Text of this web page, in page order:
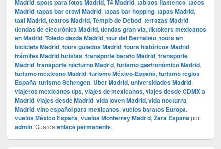
Madrid, spots para fotos Madrid, T4 Madrid, tablaos flamenco, tacos
Madrid, tapas bar crawl Madrid, tapas bar hopping, tapas Madrid,
taxi Madrid, teatros Madrid, Templo de Debod, terrazas Madrid,
tiendas de electrónica Madrid, tiendas gran vía, tiktokers mexicanos
en Madrid, Toledo desde Madrid, tour del Bernabéu, tours en
bicicleta Madrid, tours guiados Madrid, tours históricos Madrid,
trámites Madrid turistas, transporte barato Madrid, transporte
Madrid, transporte nocturno Madrid, turismo gastronómico Madrid,
turismo mexicano Madrid, turismo México-España, turismo regios
España, turismo Schengen, Uber Madrid, universidades Madrid,
viajeros mexicanos tips, viajes de mexicanos, viajes desde CDMX a
Madrid, viajes desde Madrid, vida joven Madrid, vida nocturna
Madrid, vino español para mexicanos, vuelos baratos Europa,
vuelos México España, vuelos Monterrey Madrid, Zara Españapor
admin. Guarda enlace permanente.